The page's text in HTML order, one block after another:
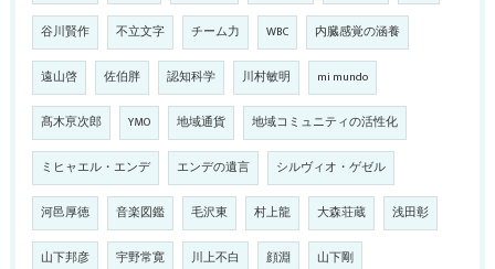
谷川賢作 不立文字 チーム力 WBC 内臓感覚の涵養
遠山啓 佐伯胖 認知科学 川村敏明 mi mundo
髙木亰次郎 YMO 地域通貨 地域コミュニティの活性化
ミヒャエル・エンデ エンデの遺言 シルヴィオ・ゲゼル
河邑厚徳 音楽図鑑 毛沢東 村上龍 大森荘蔵 浅田彰
山下邦彦 宇野常寛 川上不白 顔淵 山下剛